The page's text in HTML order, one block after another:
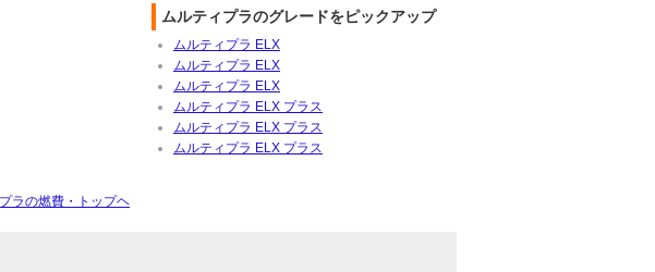
ラの燃費・トップヘ
ムルティプラのグレードをピックアップ
ムルティプラ ELX
ムルティプラ ELX
ムルティプラ ELX
ムルティプラ ELX プラス
ムルティプラ ELX プラス
ムルティプラ ELX プラス